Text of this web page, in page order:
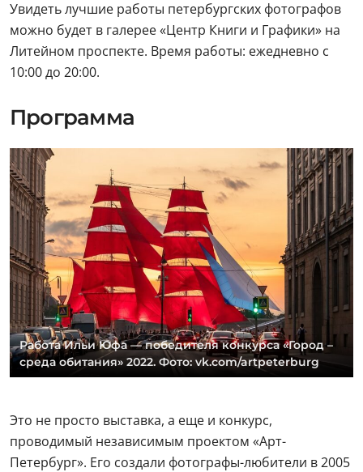
Увидеть лучшие работы петербургских фотографов
можно будет в галерее «Центр Книги и Графики» на
Литейном проспекте. Время работы: ежедневно с
10:00 до 20:00.
Программа
Работа Ильи Юфа — победителя конкурса «Город –
среда обитания» 2022. Фото: vk.com/artpeterburg
Это не просто выставка, а еще и конкурс,
проводимый независимым проектом «Арт-
Петербург». Его создали фотографы-любители в 2005